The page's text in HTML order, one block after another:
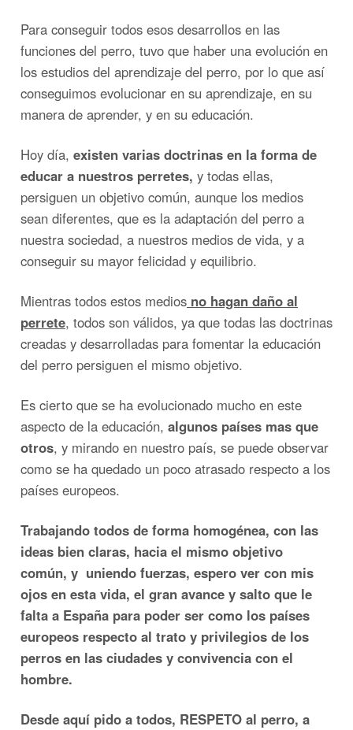
Para conseguir todos esos desarrollos en las
funciones del perro, tuvo que haber una evolución en
los estudios del aprendizaje del perro, por lo que así
conseguimos evolucionar en su aprendizaje, en su
manera de aprender, y en su educación.
Hoy día, existen varias doctrinas en la forma de
educar a nuestros perretes, y todas ellas,
persiguen un objetivo común, aunque los medios
sean diferentes, que es la adaptación del perro a
nuestra sociedad, a nuestros medios de vida, y a
conseguir su mayor felicidad y equilibrio.
Mientras todos estos medios no hagan daño al
perrete, todos son válidos, ya que todas las doctrinas
creadas y desarrolladas para fomentar la educación
del perro persiguen el mismo objetivo.
Es cierto que se ha evolucionado mucho en este
aspecto de la educación, algunos países mas que
otros, y mirando en nuestro país, se puede observar
como se ha quedado un poco atrasado respecto a los
países europeos.
Trabajando todos de forma homogénea, con las
ideas bien claras, hacia el mismo objetivo
común, y uniendo fuerzas, espero ver con mis
ojos en esta vida, el gran avance y salto que le
falta a España para poder ser como los países
europeos respecto al trato y privilegios de los
perros en las ciudades y convivencia con el
hombre.
Desde aquí pido a todos, RESPETO al perro, a